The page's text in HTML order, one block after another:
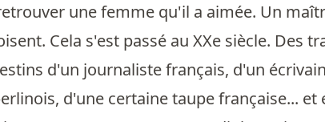
une femme qu'il a aimée. Un
Cela s'est passé au XXe siècle. Des
d'un journaliste français, d'un
d'une certaine taupe française...